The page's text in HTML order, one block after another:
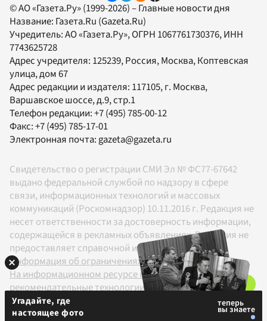
© АО «Газета.Ру» (1999-2026) – Главные новости дня
Название: Газета.Ru (Gazeta.Ru)
Учредитель:АО «Газета.Ру», ОГРН 1067761730376, ИНН
7743625728
Адрес учредителя: 125239, Россия, Москва, Коптевская
улица, дом 67
Адрес редакции и издателя: 117105, г. Москва,
Варшавское шоссе, д.9, стр.1
Телефон редакции:+7 (495) 785-00-12
Факс:+7 (495) 785-17-01
Электронная почта: gazeta@gazeta.ru
Свидетельство о регистрации СМИ Эл № ФС77-67642
выдано федеральной службой по надзору в сфере
связи, информационных технологий и массовых
коммуникаций (Роскомнадзор) 10.11.2016 г. Редакция не
несет ответственности за достоверность информации,
содержащейся в рекламных объявлениях. Редакция не
предоставляет справочной информации.
Информация об ограничениях
На информационном ресурсе применяются
рекомендательные технологии в соответствии с
Правилами
Угадайте, где
настоящее фото